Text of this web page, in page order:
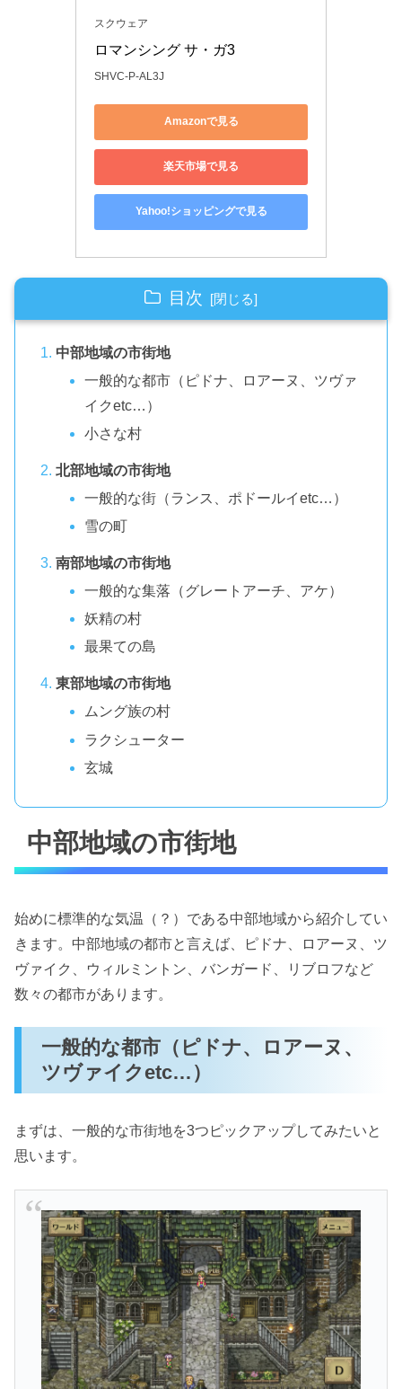
スクウェア
ロマンシング サ・ガ3
SHVC-P-AL3J
Amazonで見る
楽天市場で見る
Yahoo!ショッピングで見る
目次
中部地域の市街地
一般的な都市（ピドナ、ロアーヌ、ツヴァ
イクetc…）
小さな村
北部地域の市街地
一般的な街（ランス、ポドールイetc…）
雪の町
南部地域の市街地
一般的な集落（グレートアーチ、アケ）
妖精の村
最果ての島
東部地域の市街地
ムング族の村
ラクシューター
玄城
中部地域の市街地
始めに標準的な気温（？）である中部地域から紹介してい
きます。中部地域の都市と言えば、ピドナ、ロアーヌ、ツ
ヴァイク、ウィルミントン、バンガード、リブロフなど
数々の都市があります。
一般的な都市（ピドナ、ロアーヌ、
ツヴァイクetc…）
まずは、一般的な市街地を3つピックアップしてみたいと
思います。